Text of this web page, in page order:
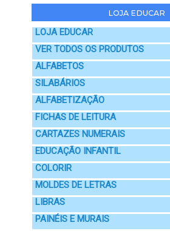
LOJA EDUCAR
LOJA EDUCAR
VER TODOS OS PRODUTOS
ALFABETOS
SILABÁRIOS
ALFABETIZAÇÃO
FICHAS DE LEITURA
CARTAZES NUMERAIS
EDUCAÇÃO INFANTIL
COLORIR
MOLDES DE LETRAS
LIBRAS
PAINÉIS E MURAIS